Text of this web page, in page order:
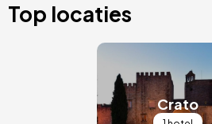
Top locaties
Afbeelding
Crato